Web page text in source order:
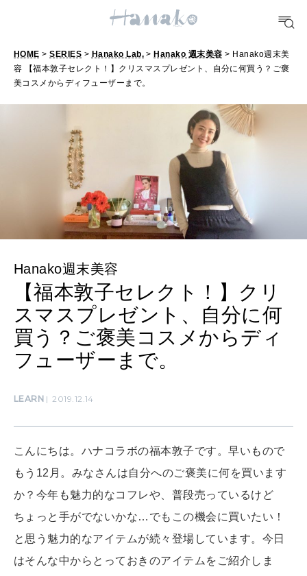
TRAVEL
明日のわたし
[12星座別] Weekly Holoscope
[12星座別] Monthly Love Holoscope
女神まり愛のタロットメッセージ
算命学がわかる今月のあなた
HEALTH
自分にやさしく
LEARN
知る、考える
MAMA
ママもいろいろ
SUSTAINABLE
自分を耕す
WORK&MONEY
いい人生って？
HOME >SERIES > Hanako Lab. > Hanako 週末美容 > Hanako週末美
容 【福本敦子セレクト！】クリスマスプレゼント、自分に何買う？ご褒
美コスメからディフューザーまで。
Hanako週末美容
【福本敦子セレクト！】クリ
スマスプレゼント、自分に何
買う？ご褒美コスメからディ
フューザーまで。
LEARN 2019.12.14
こんにちは。ハナコラボの福本敦子です。早いもので
もう12月。みなさんは自分へのご褒美に何を買います
か？今年も魅力的なコフレや、普段売っているけど
ちょっと手がでないかな…でもこの機会に買いたい！
と思う魅力的なアイテムが続々登場しています。今日
はそんな中からとっておきのアイテムをご紹介しま